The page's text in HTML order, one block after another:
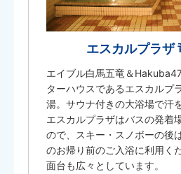
エスカルプラザ
エイブル白馬五竜＆
ターハウスであるエスカルプ
湯。サウナ付きの大浴場で汗
エスカルプラザはバスの発着
ので、スキー・スノボーの後
のお帰り前のご入浴に利用く
面台も広々としています。